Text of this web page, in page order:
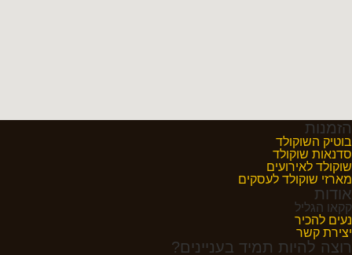
הזמנות
בוטיק השוקולד
סדנאות שוקולד
שוקולד לאירועים
מארזי שוקולד לעסקים
אודות
קקאו הגליל
נעים להכיר
יצירת קשר
רוצה להיות תמיד בעניינים?